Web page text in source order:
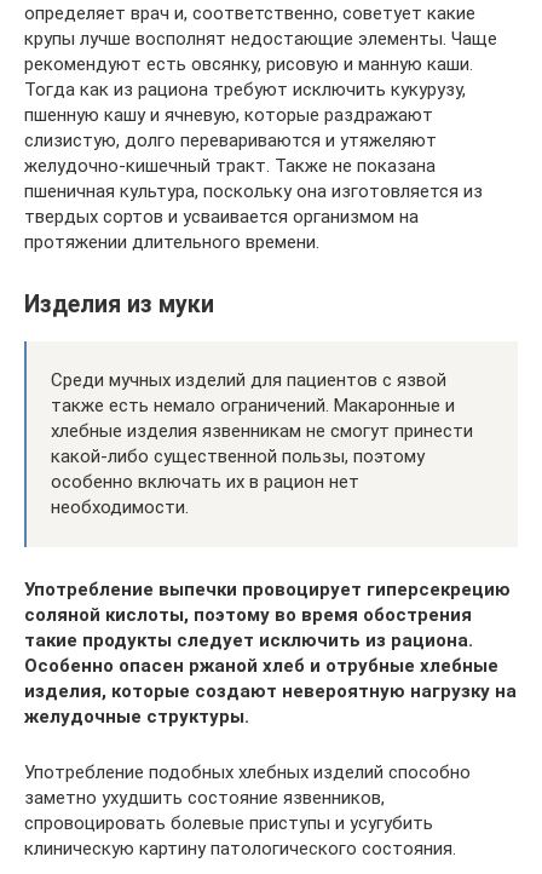
определяет врач и, соответственно, советует какие
крупы лучше восполнят недостающие элементы. Чаще
рекомендуют есть овсянку, рисовую и манную каши.
Тогда как из рациона требуют исключить кукурузу,
пшенную кашу и ячневую, которые раздражают
слизистую, долго перевариваются и утяжеляют
желудочно-кишечный тракт. Также не показана
пшеничная культура, поскольку она изготовляется из
твердых сортов и усваивается организмом на
протяжении длительного времени.
Изделия из муки
Среди мучных изделий для пациентов с язвой
также есть немало ограничений. Макаронные и
хлебные изделия язвенникам не смогут принести
какой-либо существенной пользы, поэтому
особенно включать их в рацион нет
необходимости.
Употребление выпечки провоцирует гиперсекрецию
соляной кислоты, поэтому во время обострения
такие продукты следует исключить из рациона.
Особенно опасен ржаной хлеб и отрубные хлебные
изделия, которые создают невероятную нагрузку на
желудочные структуры.
Употребление подобных хлебных изделий способно
заметно ухудшить состояние язвенников,
спровоцировать болевые приступы и усугубить
клиническую картину патологического состояния.